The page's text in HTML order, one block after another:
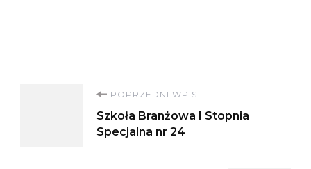
Nawigacja
wpisu
POPRZEDNI WPIS
Szkoła Branżowa I Stopnia
Specjalna nr 24